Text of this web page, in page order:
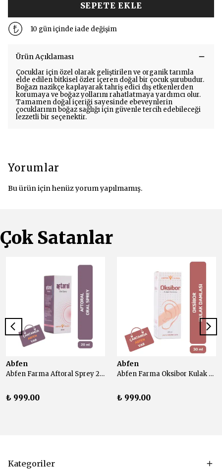
SEPETE EKLE
10 gün içinde iade değişim
Ürün Açıklaması
Çocuklar için özel olarak geliştirilen ve organik tarımla
elde edilen bitkisel özler içeren doğal bir çocuk şurubudur.
Boğazı nazikçe kaplayarak tahriş edici dış etkenlerden
korumaya ve boğaz yollarını rahatlatmaya yardımcı olur.
Tamamen doğal içeriği sayesinde ebeveynlerin
çocuklarının boğaz sağlığı için güvenle tercih edebileceği
lezzetli bir seçenektir.
Yorumlar
Bu ürün için henüz yorum yapılmamış.
Çok Satanlar
Abfen
Abfen Farma Aftoral Sprey 20 ml
₺ 999.00
Abfen
Abfen Farma Oksibor Kulak Damlası 30 ml
₺ 999.00
Kategoriler